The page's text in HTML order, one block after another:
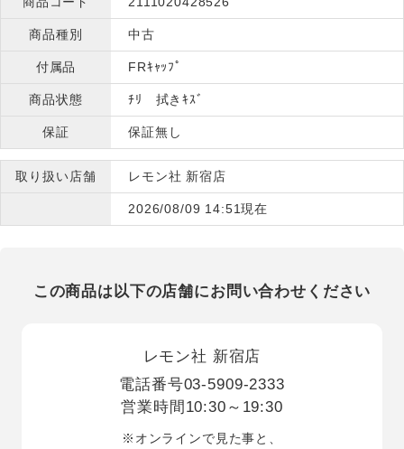
商品種別 中古
付属品 FRｷｬｯﾌﾟ
商品状態 ﾁﾘ 拭きｷｽﾞ
保証 保証無し
取り扱い店舗 レモン社 新宿店
2026/08/09 14:51現在
この商品は以下の店舗にお問い合わせください
レモン社 新宿店
電話番号03-5909-2333
営業時間 10:30～19:30
※オンラインで見た事と、